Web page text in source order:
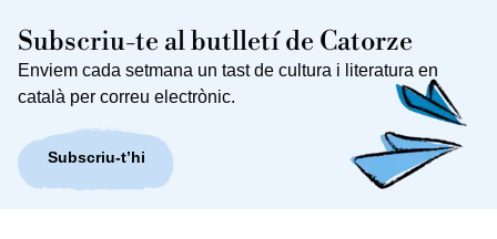
Subscriu-te al butlletí de Catorze
Enviem cada setmana un tast de cultura i literatura en
català per correu electrònic.
Subscriu-t’hi